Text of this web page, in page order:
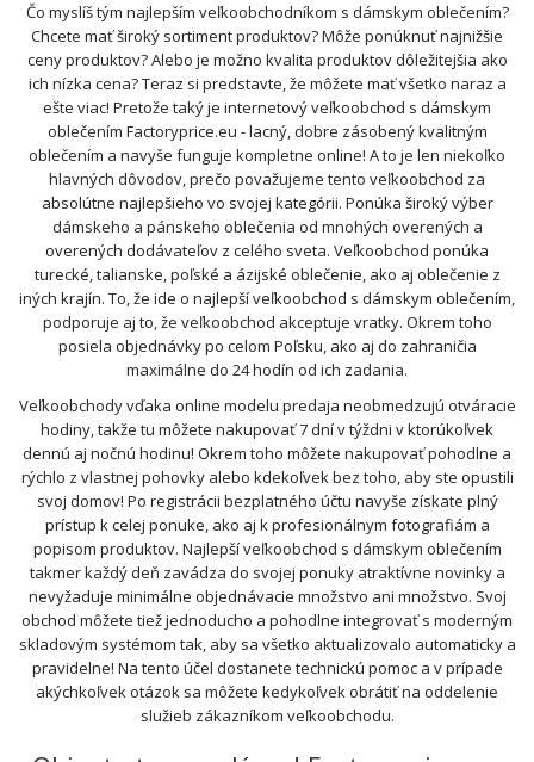
Čo myslíš tým najlepším veľkoobchodníkom s dámskym oblečením?
Chcete mať široký sortiment produktov? Môže ponúknuť najnižšie
ceny produktov? Alebo je možno kvalita produktov dôležitejšia ako
ich nízka cena? Teraz si predstavte, že môžete mať všetko naraz a
ešte viac! Pretože taký je internetový veľkoobchod s dámskym
oblečením Factoryprice.eu - lacný, dobre zásobený kvalitným
oblečením a navyše funguje kompletne online! A to je len niekoľko
hlavných dôvodov, prečo považujeme tento veľkoobchod za
absolútne najlepšieho vo svojej kategórii. Ponúka široký výber
dámskeho a pánskeho oblečenia od mnohých overených a
overených dodávateľov z celého sveta. Veľkoobchod ponúka
turecké, talianske, poľské a ázijské oblečenie, ako aj oblečenie z
iných krajín. To, že ide o najlepší veľkoobchod s dámskym oblečením,
podporuje aj to, že veľkoobchod akceptuje vratky. Okrem toho
posiela objednávky po celom Poľsku, ako aj do zahraničia
maximálne do 24 hodín od ich zadania.
Veľkoobchody vďaka online modelu predaja neobmedzujú otváracie
hodiny, takže tu môžete nakupovať 7 dní v týždni v ktorúkoľvek
dennú aj nočnú hodinu! Okrem toho môžete nakupovať pohodlne a
rýchlo z vlastnej pohovky alebo kdekoľvek bez toho, aby ste opustili
svoj domov! Po registrácii bezplatného účtu navyše získate plný
prístup k celej ponuke, ako aj k profesionálnym fotografiám a
popisom produktov. Najlepší veľkoobchod s dámskym oblečením
takmer každý deň zavádza do svojej ponuky atraktívne novinky a
nevyžaduje minimálne objednávacie množstvo ani množstvo. Svoj
obchod môžete tiež jednoducho a pohodlne integrovať s moderným
skladovým systémom tak, aby sa všetko aktualizovalo automaticky a
pravidelne! Na tento účel dostanete technickú pomoc a v prípade
akýchkoľvek otázok sa môžete kedykoľvek obrátiť na oddelenie
služieb zákazníkom veľkoobchodu.